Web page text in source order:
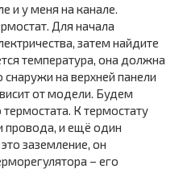
и у меня на канале.
Для начала
затем найдите
температура, она должна
снаружи на верхней панели
от модели. Будем
К термостату
провода, и ещё один
заземление, он
– его